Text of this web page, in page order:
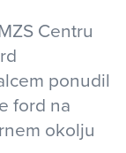
Centru
ponudil
ford na
okolju